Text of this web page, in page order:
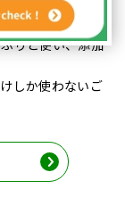
ー、オーガニッ
りと使い、添加
しか使わないご